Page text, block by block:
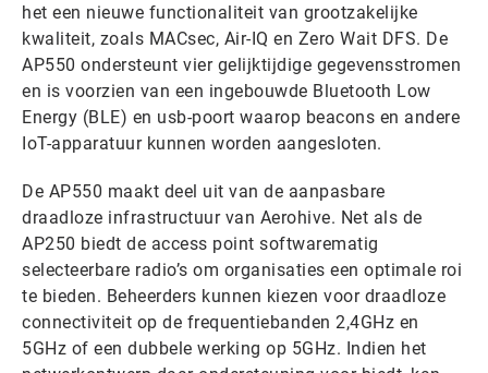
het een nieuwe functionaliteit van grootzakelijke
kwaliteit, zoals MACsec, Air-IQ en Zero Wait DFS. De
AP550 ondersteunt vier gelijktijdige gegevensstromen
en is voorzien van een ingebouwde Bluetooth Low
Energy (BLE) en usb-poort waarop beacons en andere
IoT-apparatuur kunnen worden aangesloten.
De AP550 maakt deel uit van de aanpasbare
draadloze infrastructuur van Aerohive. Net als de
AP250 biedt de access point softwarematig
selecteerbare radio’s om organisaties een optimale roi
te bieden. Beheerders kunnen kiezen voor draadloze
connectiviteit op de frequentiebanden 2,4GHz en
5GHz of een dubbele werking op 5GHz. Indien het